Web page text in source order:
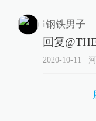
i钢铁男子
回复
2020-10-11 ∙